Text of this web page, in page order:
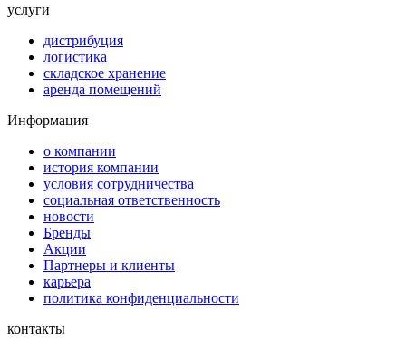
услуги
дистрибуция
логистика
складское хранение
аренда помещений
Информация
о компании
история компании
условия сотрудничества
социальная ответственность
новости
Бренды
Акции
Партнеры и клиенты
карьера
политика конфиденциальности
контакты